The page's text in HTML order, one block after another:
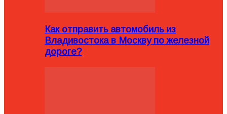
Как отправить автомобиль из
Владивостока в Москву по железной
дороге?